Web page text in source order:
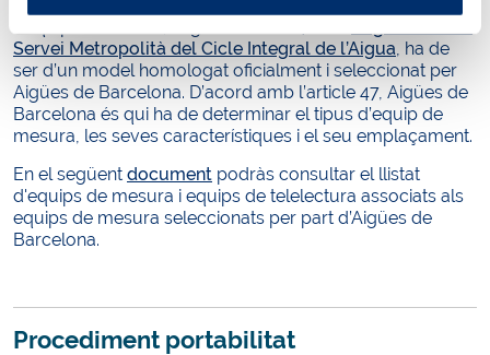
Servei Metropolità del Cicle Integral de l’Aigua , ha de
ser d’un model homologat oficialment i seleccionat per
Aigües de Barcelona. D’acord amb l’article 47, Aigües de
Barcelona és qui ha de determinar el tipus d’equip de
mesura, les seves característiques i el seu emplaçament.
En el següent document podràs consultar el llistat
d'equips de mesura i equips de telelectura associats als
equips de mesura seleccionats per part d’Aigües de
Barcelona.
Procediment portabilitat